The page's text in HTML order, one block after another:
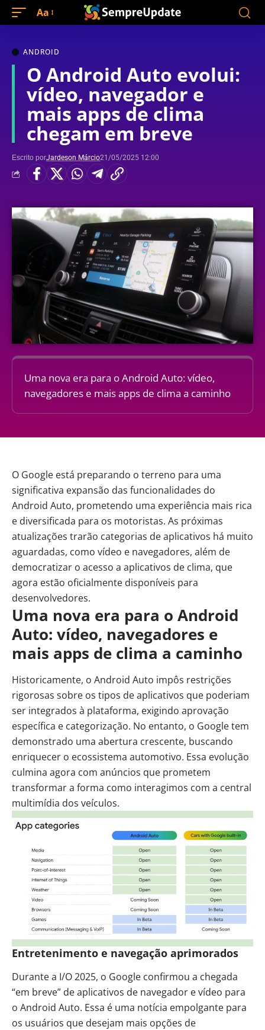
Aa
ANDROID
O Android Auto evolui:
vídeo, navegador e
mais apps de clima
chegam em breve
Escrito porJardeson Márcio21/05/2025 12:00
Uma nova era para o Android Auto: vídeo,
navegadores e mais apps de clima a caminho
O Google está preparando o terreno para uma
significativa expansão das funcionalidades do
Android Auto, prometendo uma experiência mais rica
e diversificada para os motoristas. As próximas
atualizações trarão categorias de aplicativos há muito
aguardadas, como vídeo e navegadores, além de
democratizar o acesso a aplicativos de clima, que
agora estão oficialmente disponíveis para
desenvolvedores.
Uma nova era para o Android
Auto: vídeo, navegadores e
mais apps de clima a caminho
Historicamente, o Android Auto impôs restrições
rigorosas sobre os tipos de aplicativos que poderiam
ser integrados à plataforma, exigindo aprovação
específica e categorização. No entanto, o Google tem
demonstrado uma abertura crescente, buscando
enriquecer o ecossistema automotivo. Essa evolução
culmina agora com anúncios que prometem
transformar a forma como interagimos com a central
multimídia dos veículos.
Entretenimento e navegação aprimorados
Durante a I/O 2025, o Google confirmou a chegada
“em breve” de aplicativos de navegador e vídeo para
o Android Auto. Essa é uma notícia empolgante para
os usuários que desejam mais opções de